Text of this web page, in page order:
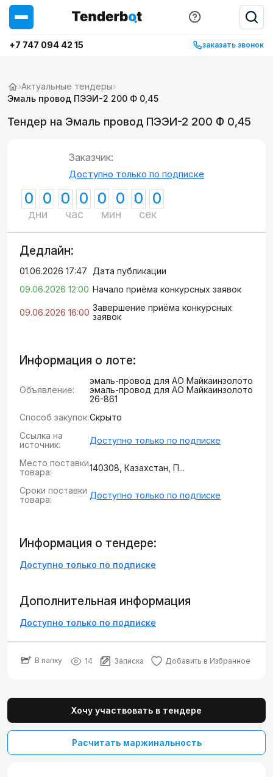
+7 747 094 42 15 заказать звонок
›Актуальные тендеры›
Эмаль провод ПЭЭИ-2 200 Ф 0,45
Тендер на Эмаль провод ПЭЭИ-2 200 Ф 0,45
Заказчик:
Доступно только по подписке
0 0
дни
0 0
час
0 0
мин
0 0
сек
Дедлайн:
01.06.2026 17:47
Дата публикации
09.06.2026 12:00 Начало приёма конкурсных заявок
09.06.2026 16:00 Завершение приёма конкурсных
заявок
Информация о лоте:
Объявление:
эмаль-провод для АО Майкаинзолото
эмаль-провод для АО Майкаинзолото
26-861
Способ закупок:Скрыто
Ссылка на
источник:
Доступно только по подписке
Место поставки
товара:
140308, Казахстан, П...
Сроки поставки
товара:
Доступно только по подписке
Информация о тендере:
Доступно только по подписке
Дополнительная информация
Доступно только по подписке
В папку 14 Записка Добавить в Избранное
Хочу участвовать в тендере
Расчитать маржинальность